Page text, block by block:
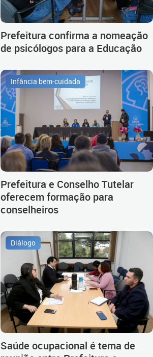
Prefeitura confirma a nomeação
de psicólogos para a Educação
Infância bem-cuidada
Prefeitura e Conselho Tutelar
oferecem formação para
conselheiros
Diálogo
Saúde ocupacional é tema de